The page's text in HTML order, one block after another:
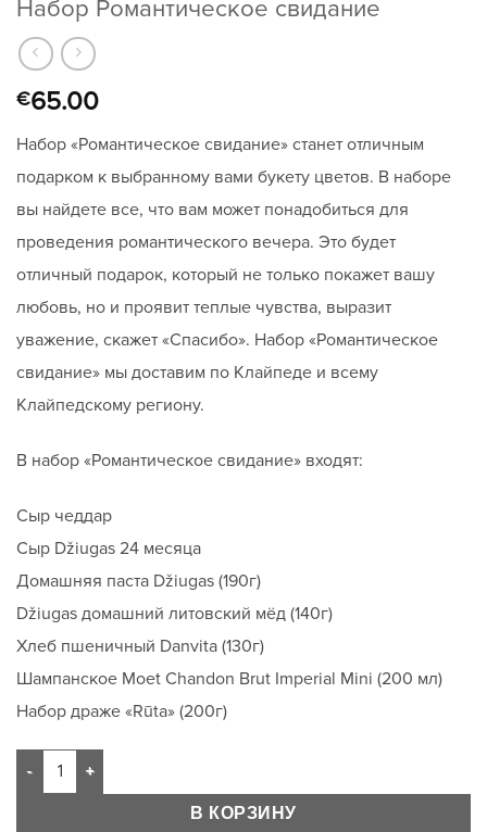
Набор Романтическое свидание
€65.00
Набор «Романтическое свидание» станет отличным
подарком к выбранному вами букету цветов. В наборе
вы найдете все, что вам может понадобиться для
проведения романтического вечера. Это будет
отличный подарок, который не только покажет вашу
любовь, но и проявит теплые чувства, выразит
уважение, скажет «Спасибо». Набор «Романтическое
свидание» мы доставим по Клайпеде и всему
Клайпедскому региону.
В набор «Романтическое свидание» входят:
Сыр чеддар
Сыр Džiugas 24 месяца
Домашняя паста Džiugas (190г)
Džiugas домашний литовский мёд (140г)
Хлеб пшеничный Danvita (130г)
Шампанское Moet Chandon Brut Imperial Mini (200 мл)
Набор драже «Rūta» (200г)
В КОРЗИНУ